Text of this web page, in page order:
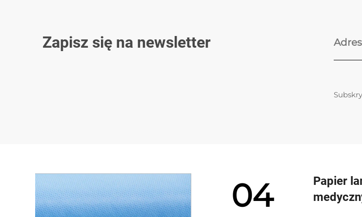
Zapisz się na newsletter
04
Papier